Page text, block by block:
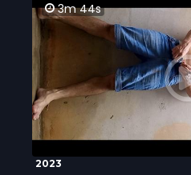
3m 44s
2023